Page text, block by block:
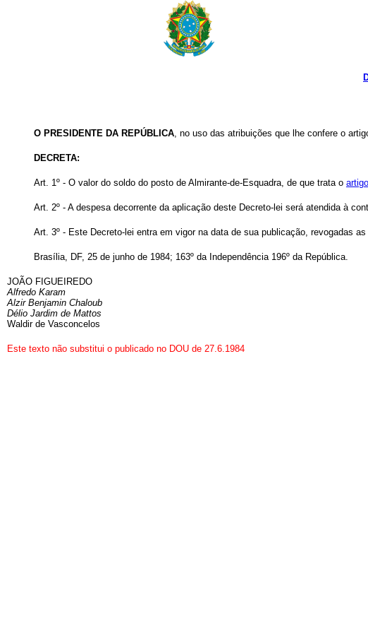
O PRESIDENTE DA REPÚBLICA, no uso das atribuições que lhe confere o
DECRETA:
Art. 1º - O valor do soldo do posto de Almirante-de-Esquadra, de que trata o
Art. 2º - A despesa decorrente da aplicação deste Decreto-lei será atendida à
Art. 3º - Este Decreto-lei entra em vigor na data de sua publicação, revogadas
Brasília, DF, 25 de junho de 1984; 163º da Independência 196º da República.
JOÃO FIGUEIREDO
Alfredo Karam
Alzir Benjamin Chaloub
Délio Jardim de Mattos
Waldir de Vasconcelos
Este texto não substitui o publicado no DOU de 27.6.1984